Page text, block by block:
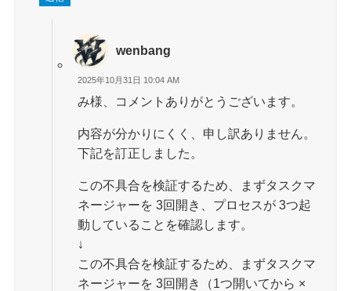
wenbang
2025年10月31日 10:04 AM
み様、コメントありがとうございます。
内容が分かりにくく、申し訳ありません。
下記を訂正しました。
この不具合を検証するため、まずタスクマ
ネージャーを 3回開き、プロセスが 3つ起
動していることを確認します。
↓
この不具合を検証するため、まずタスクマ
ネージャーを 3回開き（1つ開いてから ×